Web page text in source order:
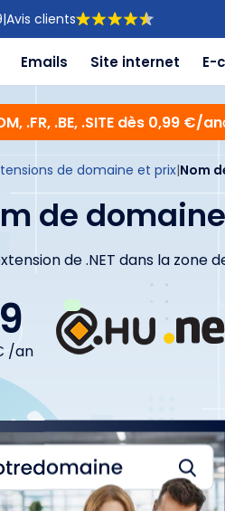
|Avis clients
Emails Site internet E-
.FR, .BE, .SITE dès 0,99 €/an
de domaine et prix|Nom
de
de .NET dans la zone
/an